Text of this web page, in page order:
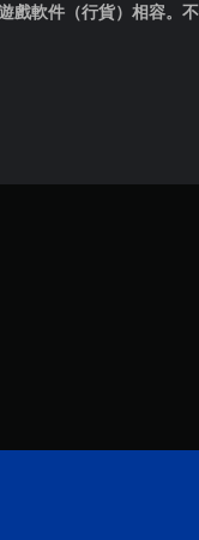
軟件（行貨）相容。